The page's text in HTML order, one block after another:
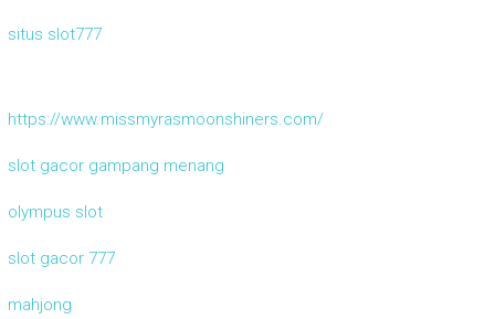
situs slot777
https://www.missmyrasmoonshiners.com/
slot gacor gampang menang
olympus slot
slot gacor 777
mahjong